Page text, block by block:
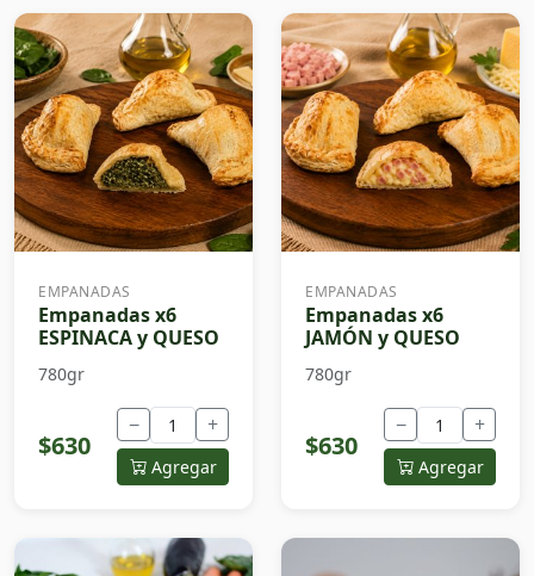
EMPANADAS
Empanadas x6
ESPINACA y QUESO
780gr
$630
− +
Agregar
EMPANADAS
Empanadas x6
JAMÓN y QUESO
780gr
$630
− +
Agregar